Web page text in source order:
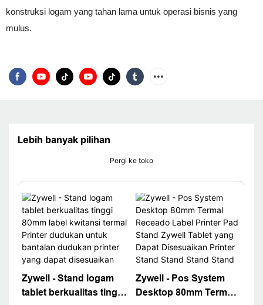
konstruksi logam yang tahan lama untuk operasi bisnis yang
mulus.
Lebih banyak pilihan
Pergi ke toko
Zywell - Stand logam
tablet berkualitas tinggi
Zywell - Pos System
Desktop 80mm Termal